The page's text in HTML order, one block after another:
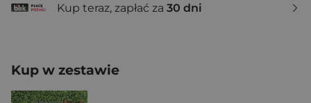
Kup teraz, zapłać za 30 dni
Kup w zestawie